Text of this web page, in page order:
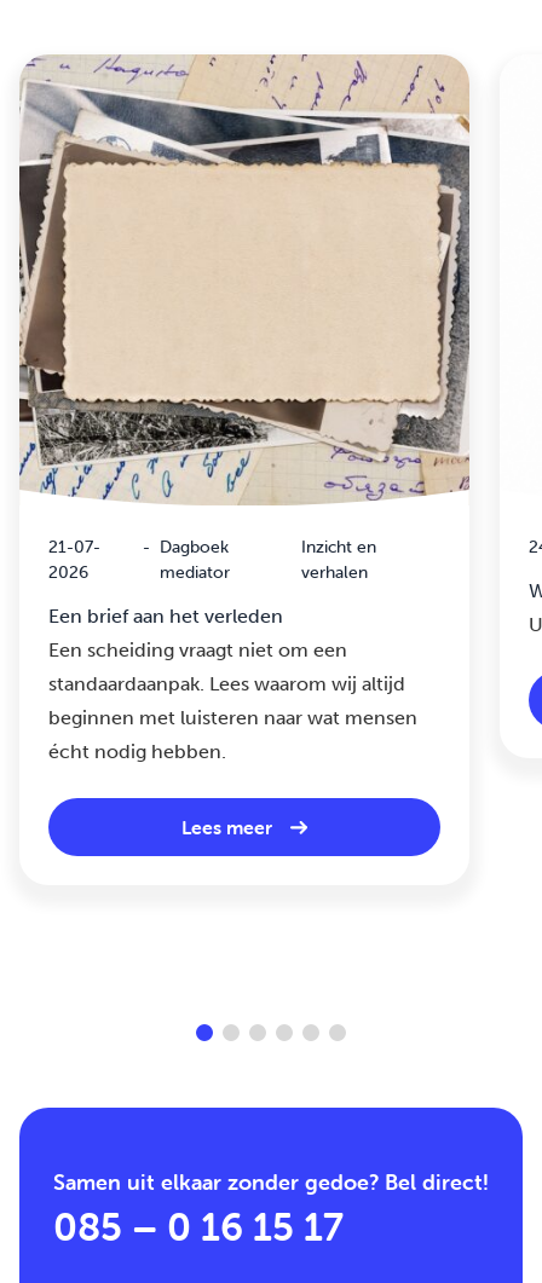
21-07-
2026
- Dagboek
mediator
Inzicht en
verhalen
Een brief aan het verleden
Een scheiding vraagt niet om een
standaardaanpak. Lees waarom wij altijd
beginnen met luisteren naar wat mensen
écht nodig hebben.
Lees meer
Samen uit elkaar zonder gedoe? Bel direct!
085 – 0 16 15 17